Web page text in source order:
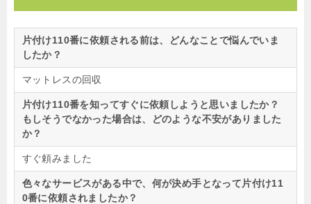
片付け110番に依頼される前は、どんなことで悩んでいま
したか？
マットレスの回収
片付け110番を知ってすぐに依頼しようと思いましたか？
もしそうでなかった場合は、どのような不安がありました
か？
すぐ頼みました
色々なサービスがある中で、何が決め手となって片付け11
0番に依頼されましたか？